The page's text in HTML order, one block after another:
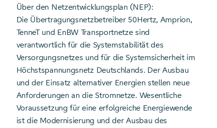
Über den Netzentwicklungsplan (NEP):
Die Übertragungsnetzbetreiber 50Hertz, Amprion,
TenneT und EnBW Transportnetze sind
verantwortlich für die Systemstabilität des
Versorgungsnetzes und für die Systemsicherheit im
Höchstspannungsnetz Deutschlands. Der Ausbau
und der Einsatz alternativer Energien stellen neue
Anforderungen an die Stromnetze. Wesentliche
Voraussetzung für eine erfolgreiche Energiewende
ist die Modernisierung und der Ausbau des